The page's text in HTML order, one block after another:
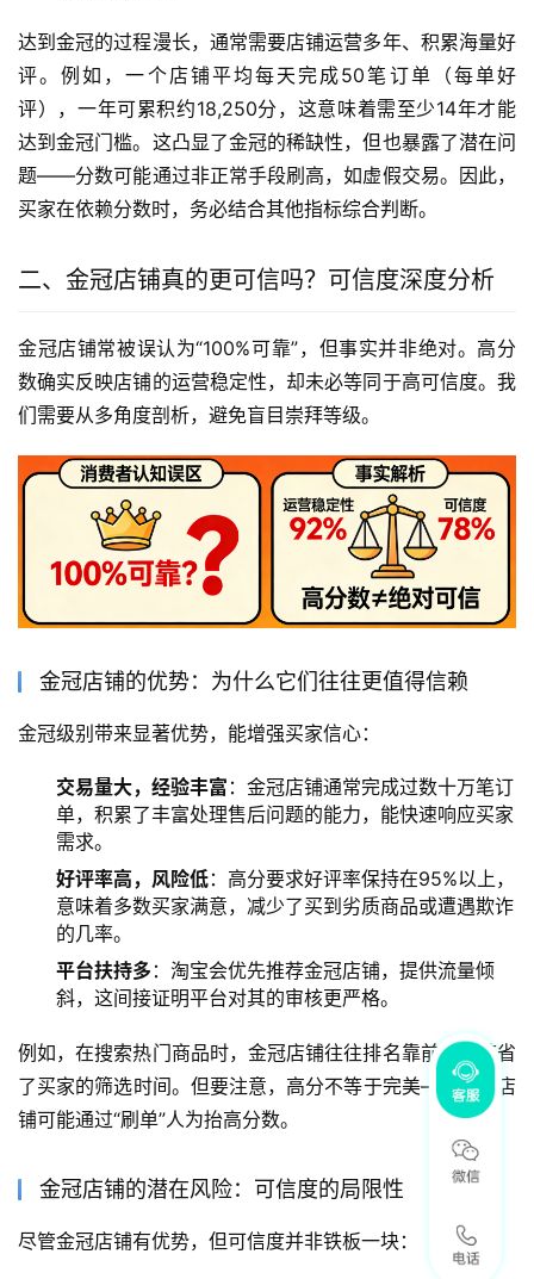
达到金冠的过程漫长，通常需要店铺运营多年、积累海量好
评。例如，一个店铺平均每天完成50笔订单（每单好
评），一年可累积约18,250分，这意味着需至少14年才能
达到金冠门槛。这凸显了金冠的稀缺性，但也暴露了潜在问
题——分数可能通过非正常手段刷高，如虚假交易。因此，
买家在依赖分数时，务必结合其他指标综合判断。
二、金冠店铺真的更可信吗？可信度深度分析
金冠店铺常被误认为“100%可靠”，但事实并非绝对。高分
数确实反映店铺的运营稳定性，却未必等同于高可信度。我
们需要从多角度剖析，避免盲目崇拜等级。
金冠店铺的优势：为什么它们往往更值得信赖
金冠级别带来显著优势，能增强买家信心：
交易量大，经验丰富 ：金冠店铺通常完成过数十万笔订
单，积累了丰富处理售后问题的能力，能快速响应买家
需求。
好评率高，风险低：高分要求好评率保持在95%以上，
意味着多数买家满意，减少了买到劣质商品或遭遇欺诈
的几率。
平台扶持多 ：淘宝会优先推荐金冠店铺，提供流量倾
斜，这间接证明平台对其的审核更严格。
例如，在搜索热门商品时，金冠店铺往往排名靠前，这节省
了买家的筛选时间。但要注意，高分不等于完美——一些店
铺可能通过“刷单”人为抬高分数。
金冠店铺的潜在风险：可信度的局限性
尽管金冠店铺有优势，但可信度并非铁板一块：